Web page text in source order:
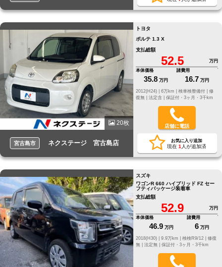
20枚
宮古島市 ネクステージ 宮古島店
トヨタ
ポルテ 1.3 X
支払総額
52.5
万円
本体価格
35.8 万円
諸費用
16.7 万円
修
復無 | 法定含 | 保証付・3ヶ月・3千km
店舗に電話
お気に入り追加
現在 1 人が追加済
スズキ
ワゴンR 660 ハイブリッド FZ セー
フティパッケージ装着車
支払総額
52.9
万円
本体価格
46.9 万円
諸費用
6 万円
修復
無 | 法定無 | 保証付・3ヶ月・3千km